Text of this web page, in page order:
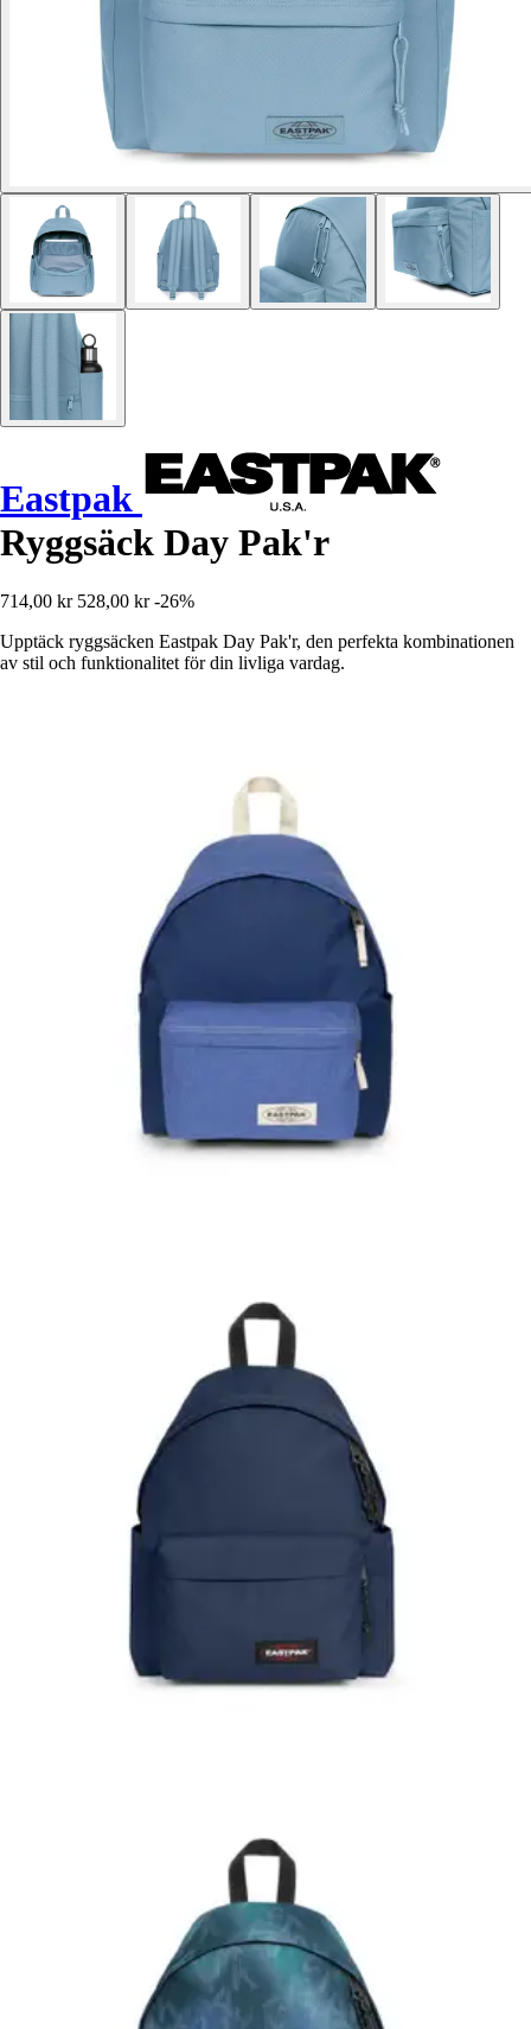
Eastpak
Ryggsäck Day Pak'r
714,00 kr 528,00 kr -26%
Upptäck ryggsäcken Eastpak Day Pak'r, den perfekta kombinationen
av stil och funktionalitet för din livliga vardag.